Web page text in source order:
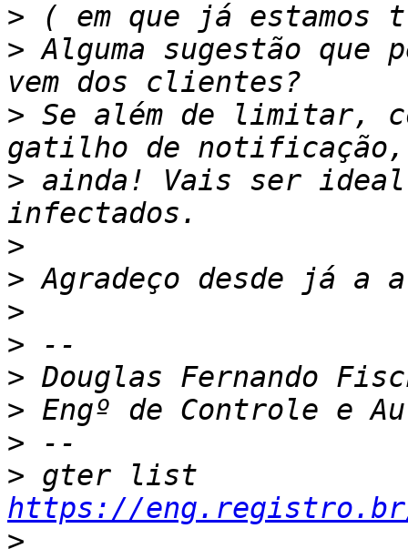
>
> Alguma sugestão
> Se além de limitar,
> ainda! Vais ser
>
>
>
>
>
>
>
>
https://
>